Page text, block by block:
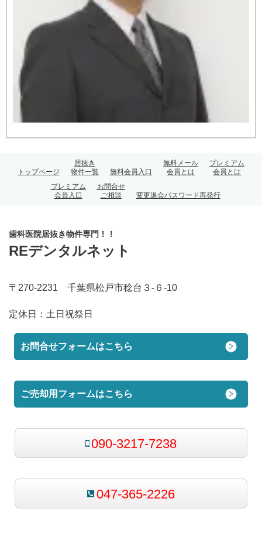
トップページ
居抜き
物件一覧
無料会員入口
無料メール
会員とは
プレミアム
会員とは
プレミアム
会員入口
お問合せ
ご相談
変更退会パスワード再発行
歯科医院居抜き物件専門！！
REデンタルネット
〒270-2231 千葉県松戸市稔台３-６-10
定休日： 土日祝祭日
お問合せフォームはこちら
ご売却用フォームはこちら
090-3217-7238
047-365-2226